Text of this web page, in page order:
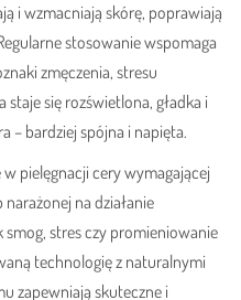
i wzmacniają skórę, poprawiają
stosowanie wspomaga
zmęczenia, stresu
się rozświetlona, gładka i
– bardziej spójna i napięta.
pielęgnacji cery wymagającej
na działanie
stres czy promieniowanie
technologię z naturalnymi
zapewniają skuteczne i